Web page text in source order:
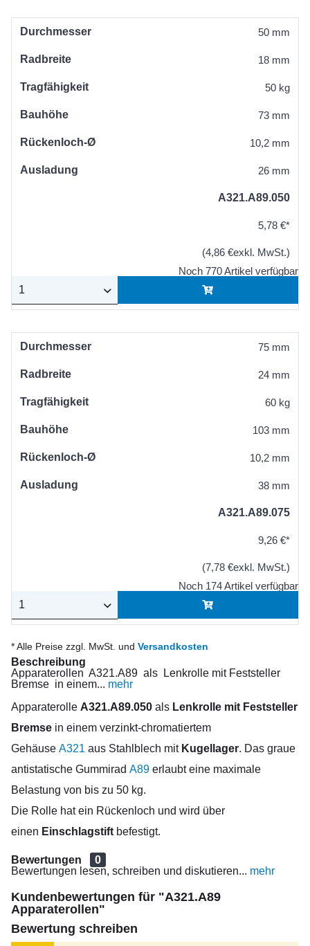
Durchmesser 50 mm
Radbreite 18 mm
Tragfähigkeit 50 kg
Bauhöhe 73 mm
Rückenloch-Ø 10,2 mm
Ausladung 26 mm
A321.A89.050
5,78 €*
(4,86 €exkl. MwSt.)
Noch 770 Artikel verfügbar
Durchmesser 75 mm
Radbreite 24 mm
Tragfähigkeit 60 kg
Bauhöhe 103 mm
Rückenloch-Ø 10,2 mm
Ausladung 38 mm
A321.A89.075
9,26 €*
(7,78 €exkl. MwSt.)
Noch 174 Artikel verfügbar
* Alle Preise zzgl. MwSt. und Versandkosten
Beschreibung
Apparaterollen A321.A89 als Lenkrolle mit Feststeller
Bremse in einem... mehr
Apparaterolle A321.A89.050 als Lenkrolle mit Feststeller
Bremse in einem verzinkt-chromatiertem
Gehäuse A321 aus Stahlblech mit Kugellager. Das graue
antistatische Gummirad A89 erlaubt eine maximale
Belastung von bis zu 50 kg.
Die Rolle hat ein Rückenloch und wird über
einen Einschlagstift befestigt.
Bewertungen
0
Bewertungen lesen, schreiben und diskutieren... mehr
Kundenbewertungen für "A321.A89
Apparaterollen"
Bewertung schreiben